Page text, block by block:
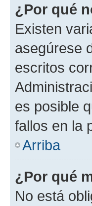
¿Por qué
Existen
asegúrese
escritos
es posible
fallos en la
Arriba
¿Por qué
No está